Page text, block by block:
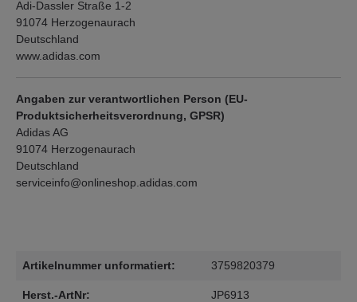
Adi-Dassler Straße 1-2
91074 Herzogenaurach
Deutschland
www.adidas.com
Angaben zur verantwortlichen Person (EU-
Produktsicherheitsverordnung, GPSR)
Adidas AG
91074 Herzogenaurach
Deutschland
serviceinfo@onlineshop.adidas.com
Artikelnummer unformatiert: 3759820379
Herst.-ArtNr: JP6913